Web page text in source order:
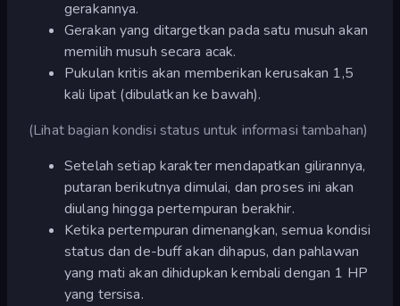
gerakannya.
Gerakan yang ditargetkan pada satu musuh akan
memilih musuh secara acak.
Pukulan kritis akan memberikan kerusakan 1,5
kali lipat (dibulatkan ke bawah).
(Lihat bagian kondisi status untuk informasi tambahan)
Setelah setiap karakter mendapatkan gilirannya,
putaran berikutnya dimulai, dan proses ini akan
diulang hingga pertempuran berakhir.
Ketika pertempuran dimenangkan, semua kondisi
status dan de-buff akan dihapus, dan pahlawan
yang mati akan dihidupkan kembali dengan 1 HP
yang tersisa.